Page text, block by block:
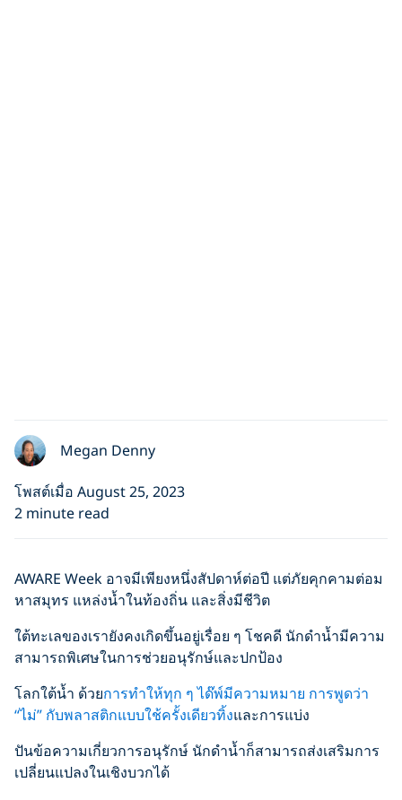
Megan Denny
โพสต์เมื่อ August 25, 2023
2 minute read
AWARE Week อาจมีเพียงหนึ่งสัปดาห์ต่อปี แต่ภัยคุกคามต่อม
หาสมุทร แหล่งน้ำในท้องถิ่น และสิ่งมีชีวิต
ใต้ทะเลของเรายังคงเกิดขึ้นอยู่เรื่อย ๆ โชคดี นักดำน้ำมีความ
สามารถพิเศษในการช่วยอนุรักษ์และปกป้อง
โลกใต้น้ำ ด้วยการทำให้ทุก ๆ ได๊พ์มีความหมาย การพูดว่า
“ไม่” กับพลาสติกแบบใช้ครั้งเดียวทิ้งและการแบ่ง
ปันข้อความเกี่ยวการอนุรักษ์ นักดำน้ำก็สามารถส่งเสริมการ
เปลี่ยนแปลงในเชิงบวกได้